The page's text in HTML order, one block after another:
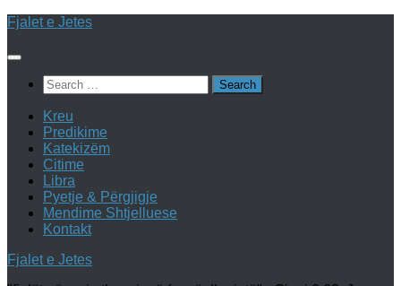
Skip
content
Fjalet e Jetes
Search
for:
Kreu
Predikime
Katekizëm
Citime
Libra
Pyetje & Përgjigje
Mendime Shtjelluese
Kontakt
Fjalet e Jetes